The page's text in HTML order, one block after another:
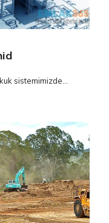
sistemimizde...